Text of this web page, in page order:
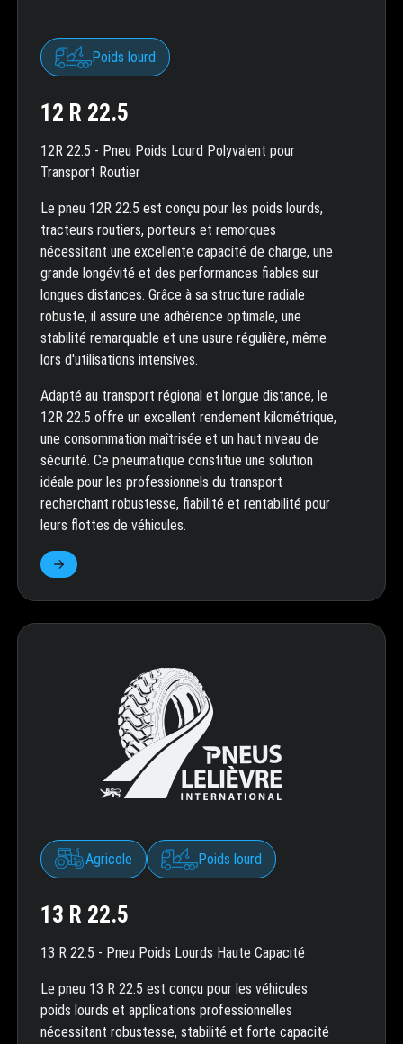
Poids lourd
12 R 22.5
12R 22.5 - Pneu Poids Lourd Polyvalent pour
Transport Routier
Le pneu 12R 22.5 est conçu pour les poids lourds,
tracteurs routiers, porteurs et remorques
nécessitant une excellente capacité de charge, une
grande longévité et des performances fiables sur
longues distances. Grâce à sa structure radiale
robuste, il assure une adhérence optimale, une
stabilité remarquable et une usure régulière, même
lors d'utilisations intensives.
Adapté au transport régional et longue distance, le
12R 22.5 offre un excellent rendement kilométrique,
une consommation maîtrisée et un haut niveau de
sécurité. Ce pneumatique constitue une solution
idéale pour les professionnels du transport
recherchant robustesse, fiabilité et rentabilité pour
leurs flottes de véhicules.
Agricole Poids lourd
13 R 22.5
13 R 22.5 - Pneu Poids Lourds Haute Capacité
Le pneu 13 R 22.5 est conçu pour les véhicules
poids lourds et applications professionnelles
nécessitant robustesse, stabilité et forte capacité